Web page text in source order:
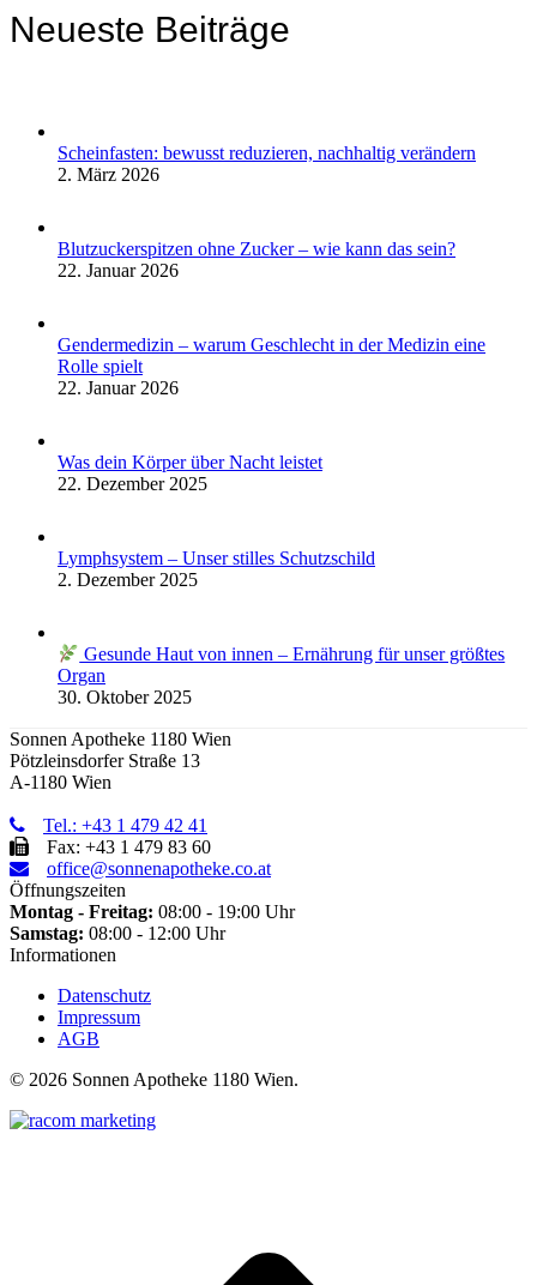
Neueste Beiträge
Scheinfasten: bewusst reduzieren, nachhaltig verändern
2. März 2026
Blutzuckerspitzen ohne Zucker – wie kann das sein?
22. Januar 2026
Gendermedizin – warum Geschlecht in der Medizin eine
Rolle spielt
22. Januar 2026
Was dein Körper über Nacht leistet
22. Dezember 2025
Lymphsystem – Unser stilles Schutzschild
2. Dezember 2025
Gesunde Haut von innen – Ernährung für unser größtes
Organ
30. Oktober 2025
Sonnen Apotheke 1180 Wien
Pötzleinsdorfer Straße 13
A-1180 Wien
Tel.: +43 1 479 42 41
Fax: +43 1 479 83 60
office@sonnenapotheke.co.at
Öffnungszeiten
Montag - Freitag: 08:00 - 19:00 Uhr
Samstag: 08:00 - 12:00 Uhr
Informationen
Datenschutz
Impressum
AGB
© 2026 Sonnen Apotheke 1180 Wien.